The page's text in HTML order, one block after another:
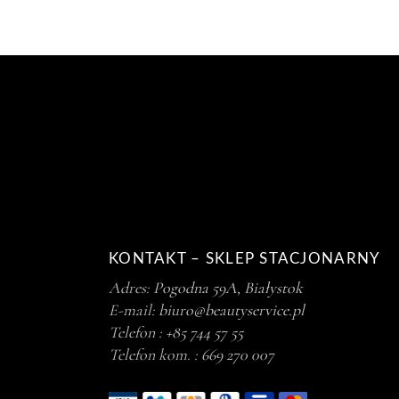
KONTAKT – SKLEP STACJONARNY
Adres: Pogodna 59A, Białystok
E-mail: biuro@beautyservice.pl
Telefon : +85 744 57 55
Telefon kom. : 669 270 007